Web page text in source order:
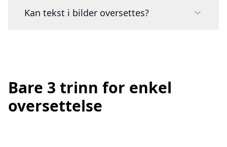
Kan tekst i bilder oversettes?
Bare 3 trinn for enkel
oversettelse